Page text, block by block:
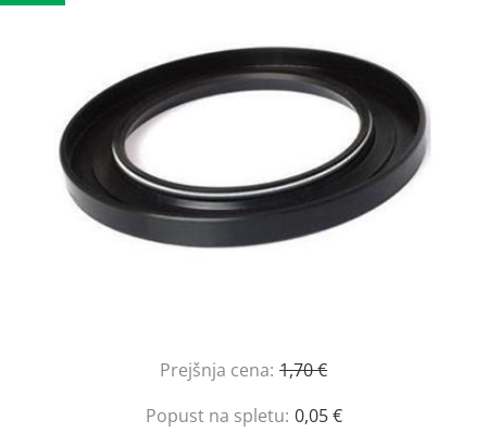
Prejšnja cena: 1,70 €
Popust na spletu: 0,05 €